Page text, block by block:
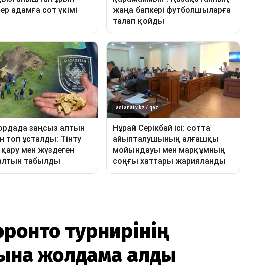
турнирінің
жолдама алды